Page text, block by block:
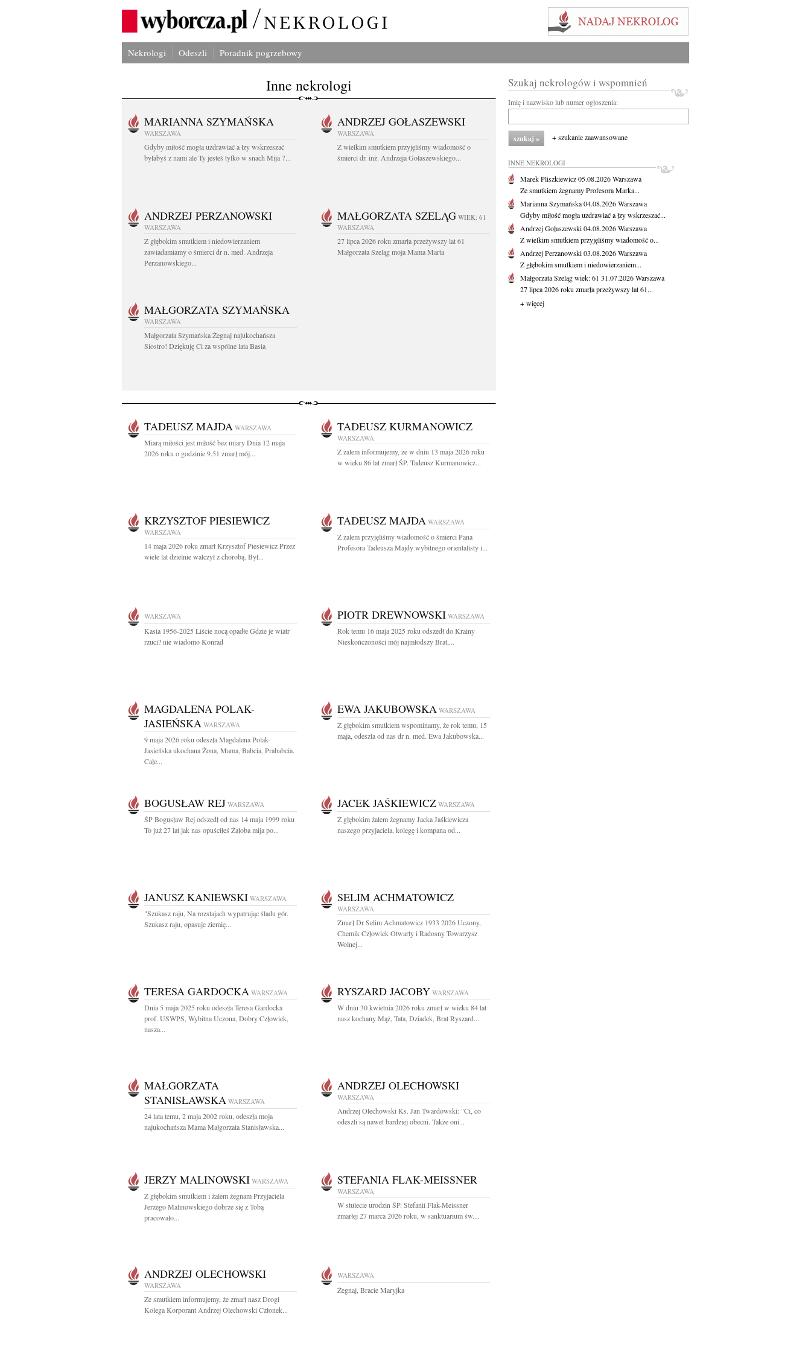
Nekrologi Odeszli Poradnik pogrzebowy
Inne nekrologi
MARIANNA SZYMAŃSKA
WARSZAWA
Gdyby miłość mogła uzdrawiać a łzy wskrzeszać
byłabyś z nami ale Ty jesteś tylko w snach Mija 7...
ANDRZEJ GOŁASZEWSKI
WARSZAWA
Z wielkim smutkiem przyjęliśmy wiadomość o
śmierci dr. inż. Andrzeja Gołaszewskiego...
ANDRZEJ PERZANOWSKI
WARSZAWA
Z głębokim smutkiem i niedowierzaniem
zawiadamiamy o śmierci dr n. med. Andrzeja
Perzanowskiego...
MAŁGORZATA SZELĄG WIEK: 61
WARSZAWA
27 lipca 2026 roku zmarła przeżywszy lat 61
Małgorzata Szeląg moja Mama Marta
MAŁGORZATA SZYMAŃSKA
WARSZAWA
Małgorzata Szymańska Żegnaj najukochańsza
Siostro! Dziękuję Ci za wspólne lata Basia
TADEUSZ MAJDA WARSZAWA
Miarą miłości jest miłość bez miary Dnia 12 maja
2026 roku o godzinie 9.51 zmarł mój...
TADEUSZ KURMANOWICZ
WARSZAWA
Z żalem informujemy, że w dniu 13 maja 2026 roku
w wieku 86 lat zmarł ŚP. Tadeusz Kurmanowicz...
KRZYSZTOF PIESIEWICZ
WARSZAWA
14 maja 2026 roku zmarł Krzysztof Piesiewicz Przez
wiele lat dzielnie walczył z chorobą. Był...
TADEUSZ MAJDA WARSZAWA
Z żalem przyjęliśmy wiadomość o śmierci Pana
Profesora Tadeusza Majdy wybitnego orientalisty i...
WARSZAWA
Kasia 1956-2025 Liście nocą opadłe Gdzie je wiatr
rzuci? nie wiadomo Konrad
PIOTR DREWNOWSKI WARSZAWA
Rok temu 16 maja 2025 roku odszedł do Krainy
Nieskończoności mój najmłodszy Brat,...
MAGDALENA POLAK-
JASIEŃSKA WARSZAWA
9 maja 2026 roku odeszła Magdalena Polak-
Jasieńska ukochana Żona, Mama, Babcia, Prababcia.
Całe...
EWA JAKUBOWSKA WARSZAWA
Z głębokim smutkiem wspominamy, że rok temu, 15
maja, odeszła od nas dr n. med. Ewa Jakubowska...
BOGUSŁAW REJ WARSZAWA
ŚP Bogusław Rej odszedł od nas 14 maja 1999 roku
To już 27 lat jak nas opuściłeś Żałoba mija po...
JACEK JAŚKIEWICZ WARSZAWA
Z głębokim żalem żegnamy Jacka Jaśkiewicza
naszego przyjaciela, kolegę i kompana od...
JANUSZ KANIEWSKI WARSZAWA
"Szukasz raju, Na rozstajach wypatrując śladu gór.
Szukasz raju, opasuje ziemię...
SELIM ACHMATOWICZ
WARSZAWA
Zmarł Dr Selim Achmatowicz 1933 2026 Uczony,
Chemik Człowiek Otwarty i Radosny Towarzysz
Wolnej...
TERESA GARDOCKA WARSZAWA
Dnia 5 maja 2025 roku odeszła Teresa Gardocka
prof. USWPS, Wybitna Uczona, Dobry Człowiek,
nasza...
RYSZARD JACOBY WARSZAWA
W dniu 30 kwietnia 2026 roku zmarł w wieku 84 lat
nasz kochany Mąż, Tata, Dziadek, Brat Ryszard...
MAŁGORZATA
STANISŁAWSKA WARSZAWA
24 lata temu, 2 maja 2002 roku, odeszła moja
najukochańsza Mama Małgorzata Stanisławska...
ANDRZEJ OLECHOWSKI
WARSZAWA
Andrzej Olechowski Ks. Jan Twardowski: "Ci, co
odeszli są nawet bardziej obecni. Także oni...
JERZY MALINOWSKI WARSZAWA
Z głębokim smutkiem i żalem żegnam Przyjaciela
Jerzego Malinowskiego dobrze się z Tobą
pracowało...
STEFANIA FLAK-MEISSNER
WARSZAWA
W stulecie urodzin ŚP. Stefanii Flak-Meissner
zmarłej 27 marca 2026 roku, w sanktuarium św....
ANDRZEJ OLECHOWSKI
WARSZAWA
Ze smutkiem informujemy, że zmarł nasz Drogi
Kolega Korporant Andrzej Olechowski Członek...
WARSZAWA
Żegnaj, Bracie Maryjka
Szukaj nekrologów i wspomnień
Imię i nazwisko lub numer ogłoszenia:
+ szukanie zaawansowane
INNE NEKROLOGI
Marek Pliszkiewicz05.08.2026Warszawa
Ze smutkiem żegnamy Profesora Marka...
Marianna Szymańska04.08.2026Warszawa
Gdyby miłość mogła uzdrawiać a łzy wskrzeszać...
Andrzej Gołaszewski04.08.2026Warszawa
Z wielkim smutkiem przyjęliśmy wiadomość o...
Andrzej Perzanowski03.08.2026Warszawa
Z głębokim smutkiem i niedowierzaniem...
Małgorzata Szelągwiek: 61 31.07.2026Warszawa
27 lipca 2026 roku zmarła przeżywszy lat 61...
+ więcej